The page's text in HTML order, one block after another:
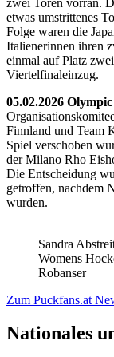
etwas umstrittenes
Folge waren die
Italienerinnen ihren
einmal auf Platz
Viertelfinaleinzug.
05.02.2026
Finnland und Team
Spiel verschoben
der Milano Rho
Die Entscheidung
getroffen, nachdem
wurden.
Sandra
Womens
Robanser
Zum Puckfans.at
Nationales